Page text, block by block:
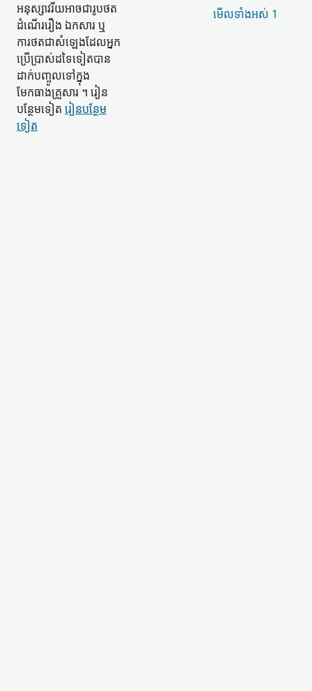
អនុស្សាវរីយ​អាច​ជា​រូបថត
ដំណើររឿង ឯកសារ ឬ​
ការថត​ជា​សំឡេង​ដែល​អ្នក
ប្រើប្រាស់​ដទៃទៀត​បាន​
ដាក់​បញ្ចូល​ទៅក្នុង​
មែកធាង​គ្រួសារ ។ រៀន​
បន្ថែម​ទៀត រៀន​បន្ថែម​
ទៀត
មើល​ទាំងអស់ 1